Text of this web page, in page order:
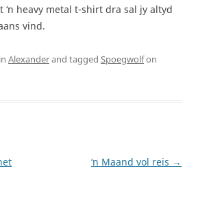
‘n heavy metal t-shirt dra sal jy altyd
vind.
Alexanderand tagged Spoegwolfon
‘n Maand vol reis →